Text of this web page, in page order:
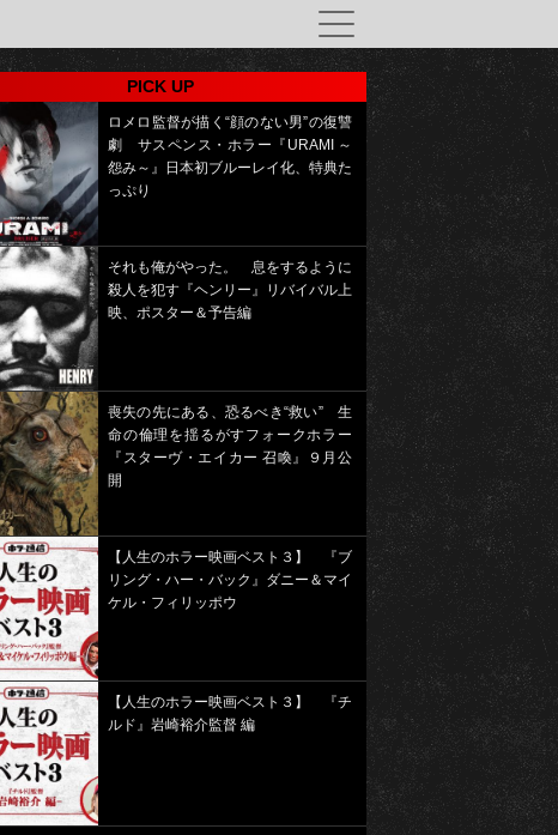
PICK UP
ロメロ監督が描く“顔のない男”の復讐
劇 サスペンス・ホラー『URAMI ～
怨み～』日本初ブルーレイ化、特典た
っぷり
それも俺がやった。 息をするように
殺人を犯す『ヘンリー』リバイバル上
映、ポスター＆予告編
喪失の先にある、恐るべき“救い” 生
命の倫理を揺るがすフォークホラー
『スターヴ・エイカー 召喚』９月公
開
【人生のホラー映画ベスト３】 『ブ
リング・ハー・バック』ダニー＆マイ
ケル・フィリッポウ
【人生のホラー映画ベスト３】 『チ
ルド』岩崎裕介監督 編